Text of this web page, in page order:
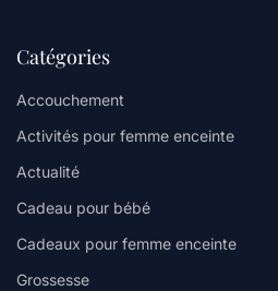
Catégories
Accouchement
Activités pour femme enceinte
Actualité
Cadeau pour bébé
Cadeaux pour femme enceinte
Grossesse